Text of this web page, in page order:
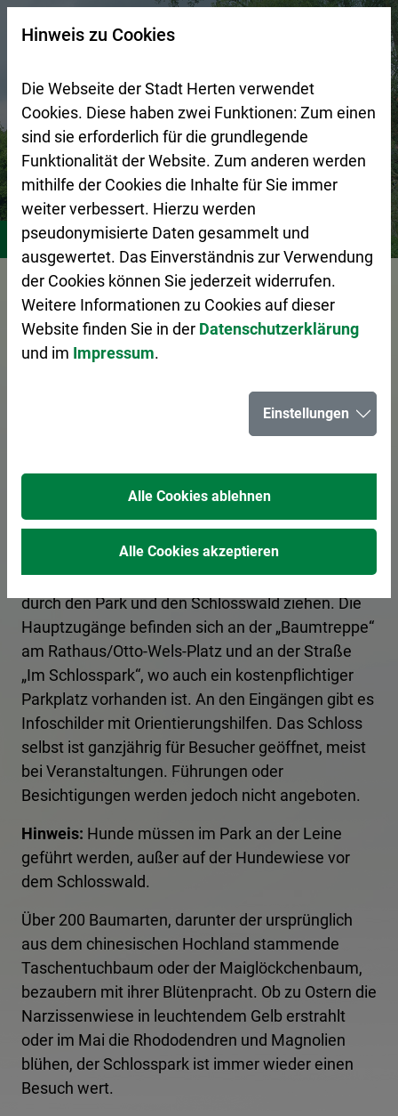
Zur Startseite (Schnelltaste 0)
Zum Seitenanfang springen (Schnelltaste A)
Zur Navigation/Menü springen (Schnelltaste M)
Zur Suche springen (Schnelltaste 8)
Zum Inhalt springen (Schnelltaste I)
Zum Fußbereich springen (Schnelltaste Z)
Stadtleben Freizeit Sehenswürdigkeiten Schlosspark
Vorlesen
Schlosspark
Der Schlosspark ist das ganze Jahr über frei
zugänglich und lädt im Sommer mit Liegewiesen
zum Entspannen ein. Die Wege sind bei Joggern,
Radfahrern und Spaziergängern beliebt, die sich
durch den Park und den Schlosswald ziehen. Die
Hauptzugänge befinden sich an der „Baumtreppe“
am Rathaus/Otto-Wels-Platz und an der Straße
„Im Schlosspark“, wo auch ein kostenpflichtiger
Parkplatz vorhanden ist. An den Eingängen gibt es
Infoschilder mit Orientierungshilfen. Das Schloss
selbst ist ganzjährig für Besucher geöffnet, meist
bei Veranstaltungen. Führungen oder
Besichtigungen werden jedoch nicht angeboten.
Hinweis: Hunde müssen im Park an der Leine
geführt werden, außer auf der Hundewiese vor
dem Schlosswald.
Über 200 Baumarten, darunter der ursprünglich
aus dem chinesischen Hochland stammende
Taschentuchbaum oder der Maiglöckchenbaum,
bezaubern mit ihrer Blütenpracht. Ob zu Ostern die
Narzissenwiese in leuchtendem Gelb erstrahlt
oder im Mai die Rhododendren und Magnolien
blühen, der Schlosspark ist immer wieder einen
Besuch wert.
Suchseite mit Schnellsuche
Hinweis zu Cookies
Die Webseite der Stadt Herten verwendet
Cookies. Diese haben zwei Funktionen: Zum einen
sind sie erforderlich für die grundlegende
Funktionalität der Website. Zum anderen werden
mithilfe der Cookies die Inhalte für Sie immer
weiter verbessert. Hierzu werden
pseudonymisierte Daten gesammelt und
ausgewertet. Das Einverständnis zur Verwendung
der Cookies können Sie jederzeit widerrufen.
Weitere Informationen zu Cookies auf dieser
Website finden Sie in der Datenschutzerklärung
und im Impressum.
Einstellungen
Alle Cookies ablehnen
Alle Cookies akzeptieren